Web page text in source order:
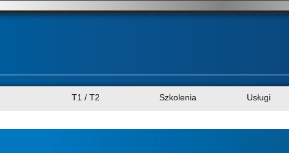
T1 / T2 Szkolenia Usługi